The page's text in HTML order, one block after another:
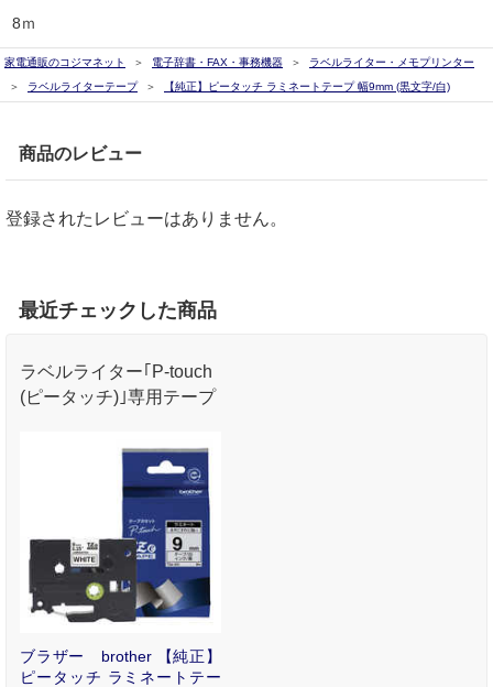
8ｍ
家電通販のコジマネット 電子辞書・FAX・事務機器
ラベルライター・メモプリンター
ラベルライターテープ
【純正】ピータッチ ラミネートテープ 幅9mm (黒文字/白)
商品のレビュー
登録されたレビューはありません。
最近チェックした商品
ラベルライター｢P-touch
(ピータッチ)｣専用テープ
ブラザー brother 【純正】
ピータッチ ラミネートテー